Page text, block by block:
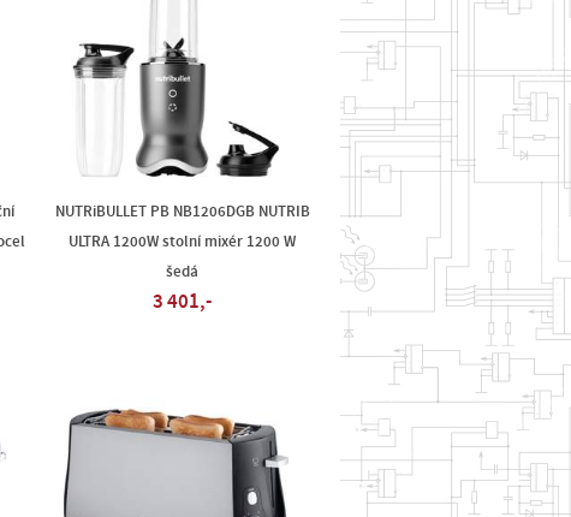
NUTRiBULLET PB NB1206DGB NUTRIB
ULTRA 1200W stolní mixér 1200 W
šedá
3 401,-